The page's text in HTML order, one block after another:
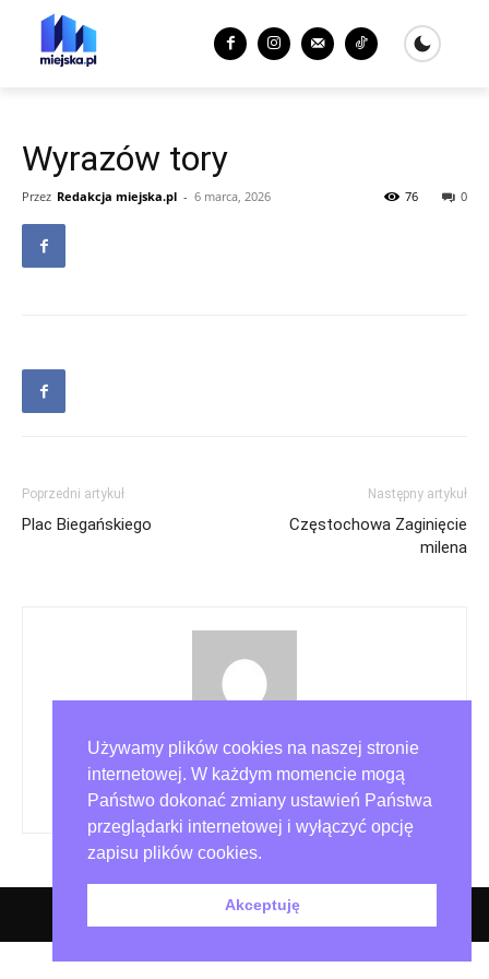
Używamy plików cookies na naszej stronie
internetowej. W każdym momencie mogą
Państwo dokonać zmiany ustawień Państwa
przeglądarki internetowej i wyłączyć opcję
zapisu plików cookies.
Akceptuję
Wyrazów tory
Przez Redakcja miejska.pl - 6 marca, 2026 0
76
Poprzedni artykuł
Plac Biegańskiego
Następny artykuł
Częstochowa Zaginięcie
milena
Redakcja miejska.pl
https://miejska.hosting24.pl